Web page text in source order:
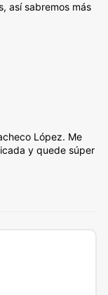
así sabremos más
López. Me
y quede súper